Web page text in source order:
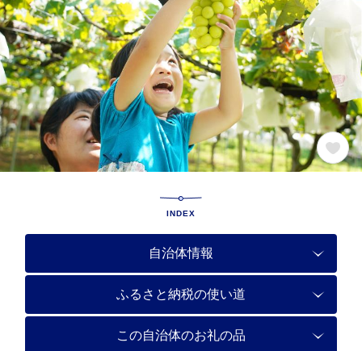
INDEX
自治体情報
ふるさと納税の使い道
この自治体のお礼の品